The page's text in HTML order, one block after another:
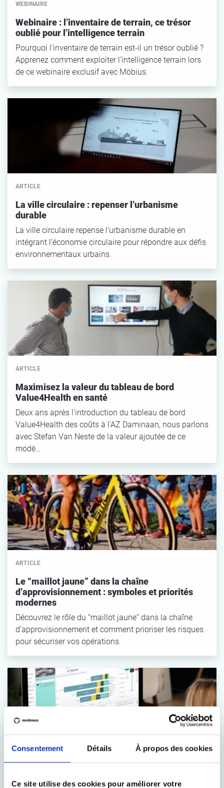
Consentement Détails À propos des cookies
Ce site utilise des cookies pour améliorer votre
WEBINAIRE
Webinaire : l’inventaire de terrain, ce trésor
oublié pour l’intelligence terrain
Pourquoi l’inventaire de terrain est-il un trésor oublié ?
Apprenez comment exploiter l’intelligence terrain lors
de ce webinaire exclusif avec Möbius.
ARTICLE
La ville circulaire : repenser l’urbanisme
durable
La ville circulaire repense l’urbanisme durable en
intégrant l’économie circulaire pour répondre aux défis
environnementaux urbains.
ARTICLE
Maximisez la valeur du tableau de bord
Value4Health en santé
Deux ans après l'introduction du tableau de bord
Value4Health des coûts à l'AZ Daminaan, nous parlons
avec Stefan Van Neste de la valeur ajoutée de ce
modè…
ARTICLE
Le “maillot jaune” dans la chaîne
d’approvisionnement : symboles et priorités
modernes
Découvrez le rôle du “maillot jaune” dans la chaîne
d’approvisionnement et comment prioriser les risques
pour sécuriser vos opérations.
parcours de soins